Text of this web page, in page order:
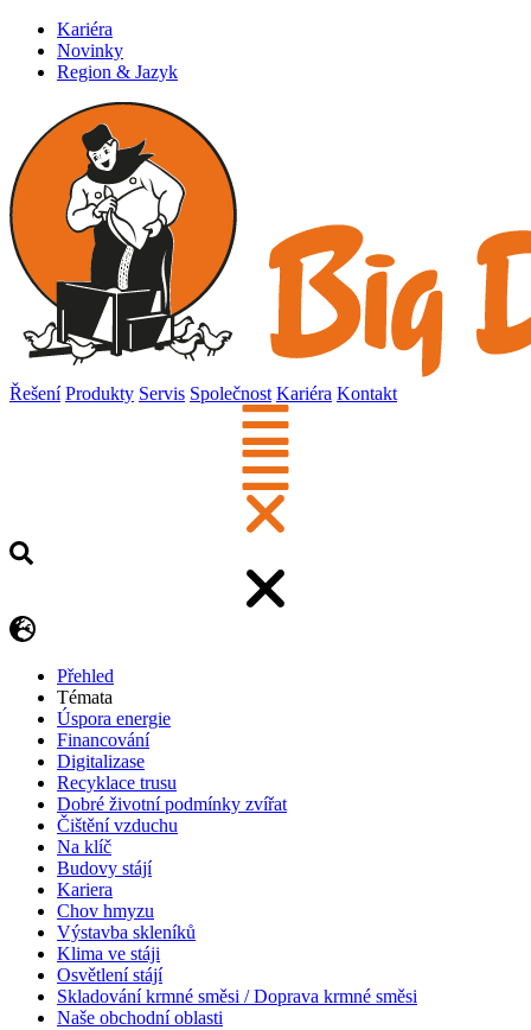
Kariéra
Novinky
Region & Jazyk
Řešení Produkty Servis Společnost Kariéra Kontakt
Přehled
Témata
Úspora energie
Financování
Digitalizase
Recyklace trusu
Dobré životní podmínky zvířat
Čištění vzduchu
Na klíč
Budovy stájí
Kariera
Chov hmyzu
Výstavba skleníků
Klima ve stáji
Osvětlení stájí
Skladování krmné směsi / Doprava krmné směsi
Naše obchodní oblasti